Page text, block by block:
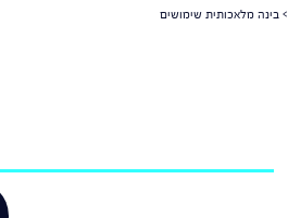
>בינה מלאכותית שימושים